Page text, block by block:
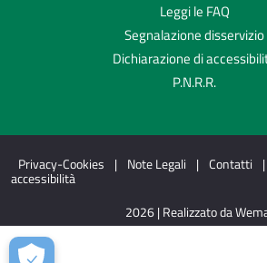
Leggi le FAQ
Segnalazione disservizio
Dichiarazione di
P.N.R.R.
Privacy-Cookies | Note Legali | Contatti |
accessibilità
2026 | Realizzato da